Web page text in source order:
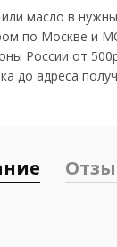
масло в
по Москве и
России от
до адреса